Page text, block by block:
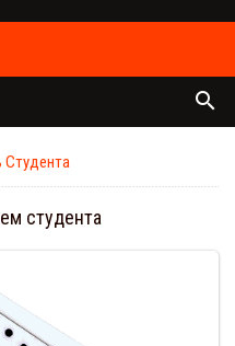
search
Студента
студента